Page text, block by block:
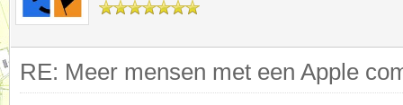
RE: Meer mensen met een Apple